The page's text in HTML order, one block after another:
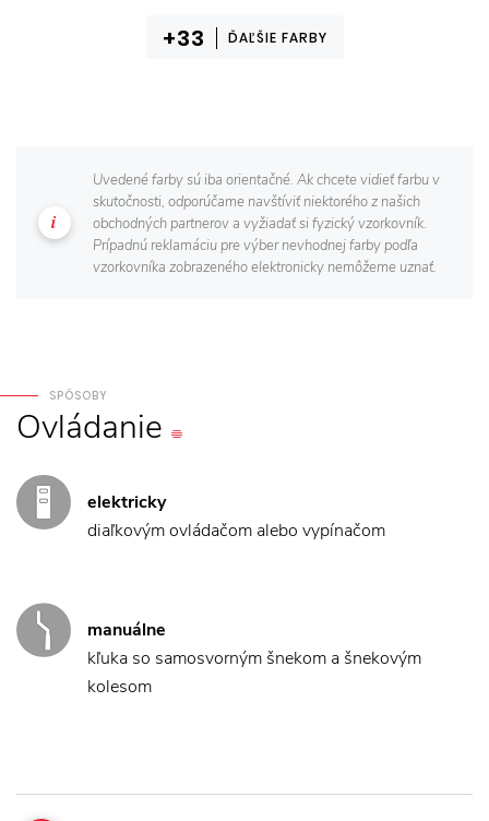
ĎAĽŠIE FARBY
Uvedené farby sú iba orientačné. Ak chcete vidieť farbu v
skutočnosti, odporúčame navštíviť niektorého z našich
obchodných partnerov a vyžiadať si fyzický vzorkovník.
Prípadnú reklamáciu pre výber nevhodnej farby podľa
vzorkovníka zobrazeného elektronicky nemôžeme uznať.
SPÔSOBY
Ovládanie
elektricky
diaľkovým ovládačom alebo vypínačom
manuálne
kľuka so samosvorným šnekom a šnekovým
kolesom